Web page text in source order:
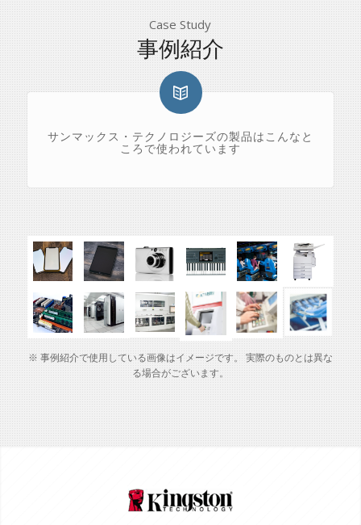
Case Study
事例紹介
サンマックス・テクノロジーズの製品はこんなと
ころで使われています
※ 事例紹介で使用している画像はイメージです。 実際のものとは異な
る場合がございます。